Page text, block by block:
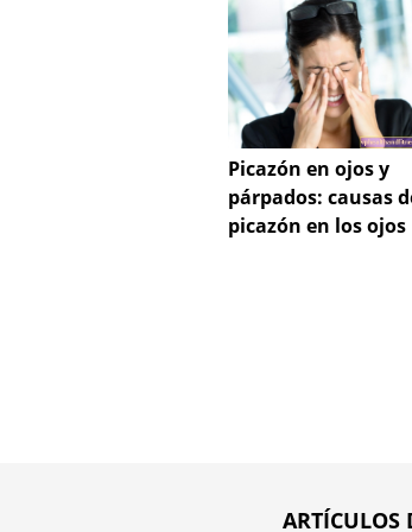
Picazón en ojos y
párpados: causas
picazón en los ojos
ARTÍCULOS